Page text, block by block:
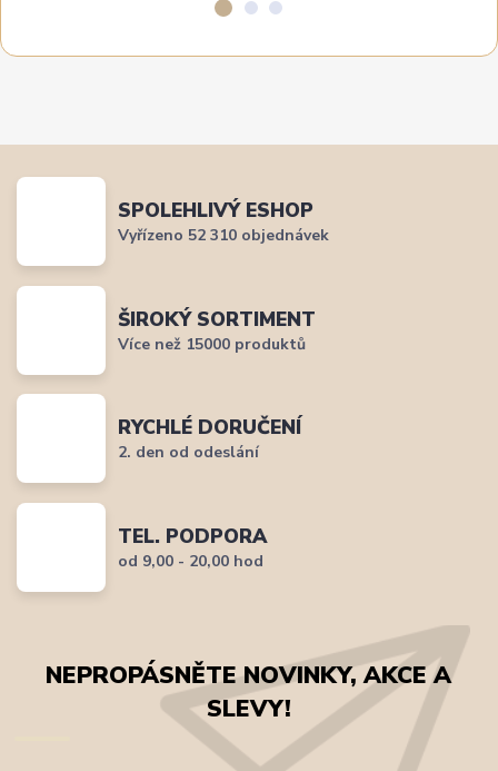
SPOLEHLIVÝ ESHOP
Vyřízeno 52 310 objednávek
ŠIROKÝ SORTIMENT
Více než 15000 produktů
RYCHLÉ DORUČENÍ
2. den od odeslání
TEL. PODPORA
od 9,00 - 20,00 hod
NEPROPÁSNĚTE NOVINKY, AKCE A
SLEVY!